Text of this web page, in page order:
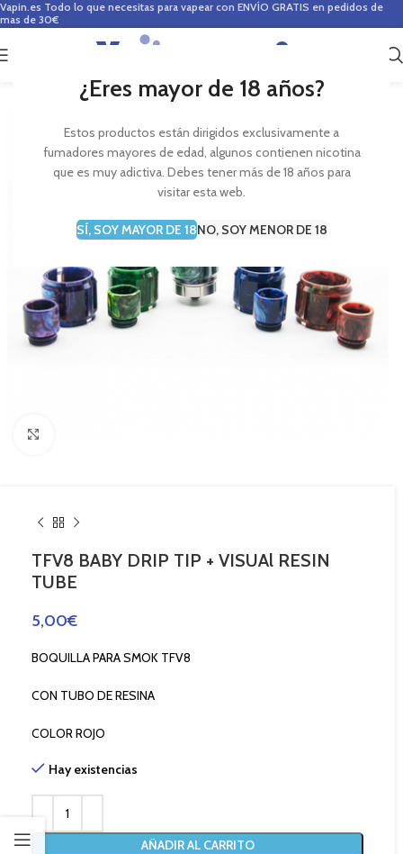
¿Eres mayor de 18 años?
Estos productos están dirigidos exclusivamente a
fumadores mayores de edad, algunos contienen nicotina
que es muy adictiva. Debes tener más de 18 años para
visitar esta web.
SÍ, SOY MAYOR DE 18NO, SOY MENOR DE 18
Vapin.es Todo lo que necesitas para vapear con ENVÍO GRATIS en pedidos de
mas de 30€
0
TFV8 BABY DRIP TIP + VISUAl RESIN
TUBE
5,00€
BOQUILLA PARA SMOK TFV8
CON TUBO DE RESINA
COLOR ROJO
Hay existencias
AÑADIR AL CARRITO